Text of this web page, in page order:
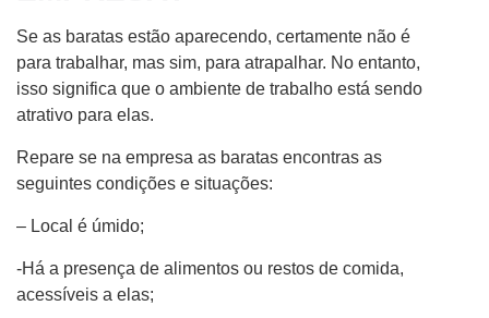
Se as baratas estão aparecendo, certamente não é
para trabalhar, mas sim, para atrapalhar. No entanto,
isso significa que o ambiente de trabalho está sendo
atrativo para elas.
Repare se na empresa as baratas encontras as
seguintes condições e situações:
– Local é úmido;
-Há a presença de alimentos ou restos de comida,
acessíveis a elas;